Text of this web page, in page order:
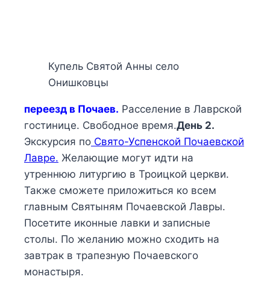
Купель Святой Анны село
Онишковцы
переезд в Почаев. Расселение в Лаврской
гостинице. Свободное время.День 2.
Экскурсия по Свято-Успенской Почаевской
Лавре. Желающие могут идти на
утреннюю литургию в Троицкой церкви.
Также сможете приложиться ко всем
главным Святыням Почаевской Лавры.
Посетите иконные лавки и записные
столы. По желанию можно сходить на
завтрак в трапезную Почаевского
монастыря.